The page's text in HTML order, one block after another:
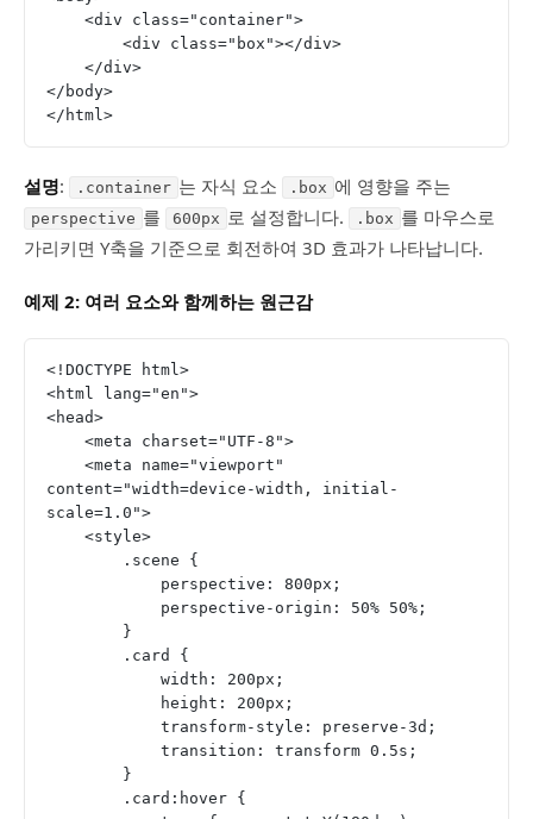
    <div class="container">
        <div class="box"></div>
    </div>
</body>
</html>
설명: .container 는 자식 요소 .box 에 영향을 주는
perspective 를 600px 로 설정합니다. .box 를 마우스로
가리키면 Y축을 기준으로 회전하여 3D 효과가 나타납니다.
예제 2: 여러 요소와 함께하는 원근감
<!DOCTYPE html>
<html lang="en">
<head>
    <meta charset="UTF-8">
content="width=device-width, initial-
scale=1.0">
    <style>
        .scene {
            perspective: 800px;
            perspective-origin: 50% 50%;
        }
        .card {
            width: 200px;
            height: 200px;
            transform-style: preserve-3d;
            transition: transform 0.5s;
        }
        .card:hover {